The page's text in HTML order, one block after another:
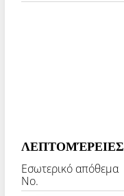
ΛΕΠΤΟΜΈΡΕΙΕΣ
Εσωτερικό απόθεμα
Νο.